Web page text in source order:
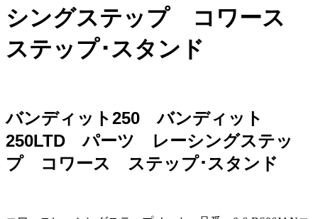
シングステップ コワース
ステップ･スタンド
バンディット250 バンディット
250LTD パーツ レーシングステッ
プ コワース ステップ･スタンド